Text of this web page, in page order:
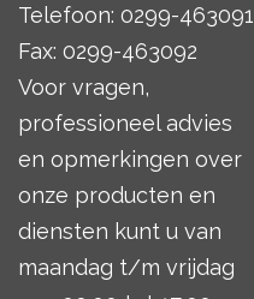
Telefoon: 0299-463091
Fax: 0299-463092
Voor vragen,
professioneel advies
en opmerkingen over
onze producten en
diensten kunt u van
maandag t/m vrijdag